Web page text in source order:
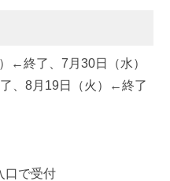
←終了、7月30日（水）
、8月19日（火）←終了
口で受付